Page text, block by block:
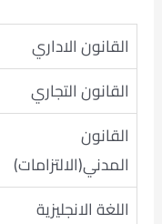
القانون الاداري
القانون التجاري
القانون
المدني(الالتزامات)
اللغة الانجليزية